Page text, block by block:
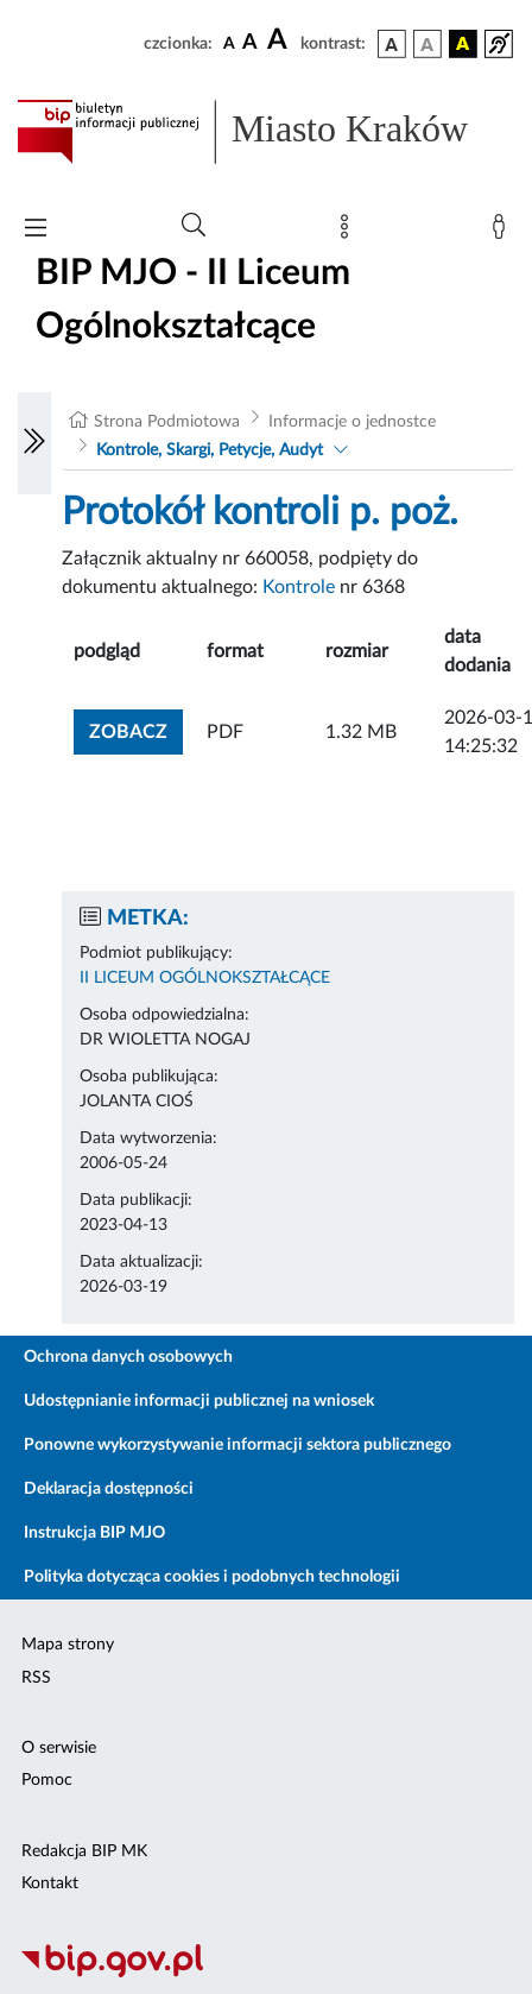
czcionka: A A A kontrast:
Miasto Kraków
BIP MJO - II Liceum
Ogólnokształcące
Strona Podmiotowa
Informacje o jednostce
Kontrole, Skargi, Petycje, Audyt
Protokół kontroli p. poż.
Załącznik aktualny nr 660058, podpięty do
dokumentu aktualnego: Kontrole nr 6368
podgląd format rozmiar
data
dodania
ZOBACZZOBACZ ZAŁĄCZNIK
PDF 1.32 MB
2026-03-
14:25:32
METKA:
Podmiot publikujący:
II LICEUM OGÓLNOKSZTAŁCĄCE
Osoba odpowiedzialna:
DR WIOLETTA NOGAJ
Osoba publikująca:
JOLANTA CIOŚ
Data wytworzenia:
2006-05-24
Data publikacji:
2023-04-13
Data aktualizacji:
2026-03-19
Ochrona danych osobowych
Udostępnianie informacji publicznej na wniosek
Ponowne wykorzystywanie informacji sektora publicznego
Deklaracja dostępności
Instrukcja BIP MJO
Polityka dotycząca cookies i podobnych technologii
Mapa strony
RSS
O serwisie
Pomoc
Redakcja BIP MK
Kontakt